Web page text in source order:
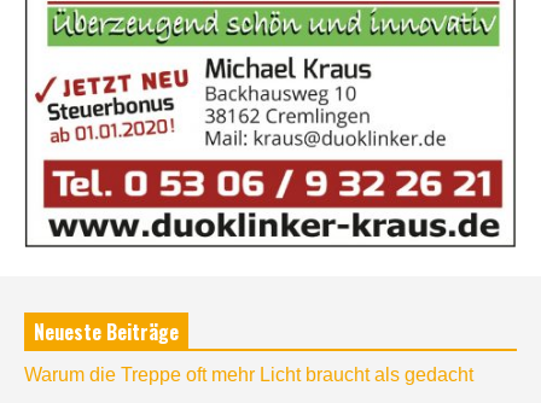
Neueste Beiträge
Warum die Treppe oft mehr Licht braucht als gedacht